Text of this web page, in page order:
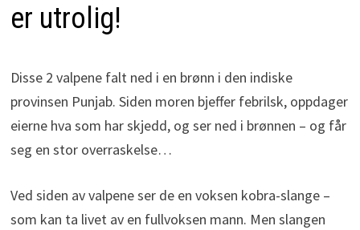
er utrolig!
Disse 2 valpene falt ned i en brønn i den indiske
provinsen Punjab. Siden moren bjeffer febrilsk, oppdager
eierne hva som har skjedd, og ser ned i brønnen – og får
seg en stor overraskelse…
Ved siden av valpene ser de en voksen kobra-slange –
som kan ta livet av en fullvoksen mann. Men slangen